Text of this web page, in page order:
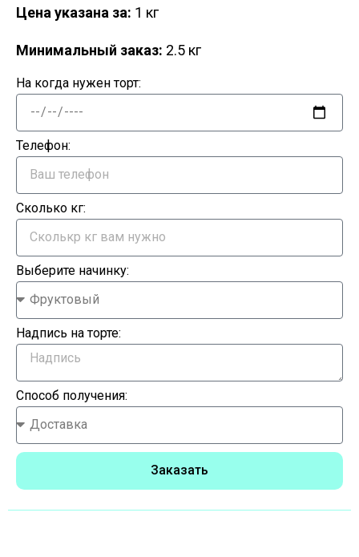
Цена указана за: 1 кг
Минимальный заказ: 2.5 кг
На когда нужен торт:
Телефон:
Сколько кг:
Выберите начинку:
Надпись на торте:
Способ получения:
Заказать